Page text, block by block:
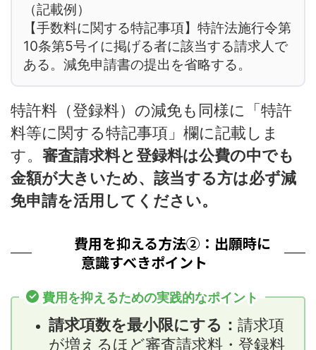
（記載例）
【手数料に関する特記事項】特許法施行令第
10条第5号イに掲げる者に該当する請求人で
ある。減免申請書の提出を省略する。
特許料（登録料）の減免も同様に「特許
料等に関する特記事項」欄に記載しま
す。 審査請求料と登録料は公費の中でも
金額が大きいため、該当する方は必ず減
免申請を活用してください。
費用を抑える方法②：出願時に
意識すべきポイント
費用を抑えるための実践的なポイント
請求項数を最小限にする： 請求項
が増えるほど審査請求料・登録料